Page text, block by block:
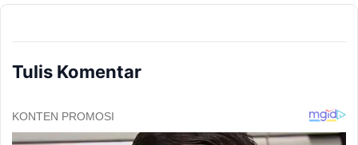
Tulis Komentar